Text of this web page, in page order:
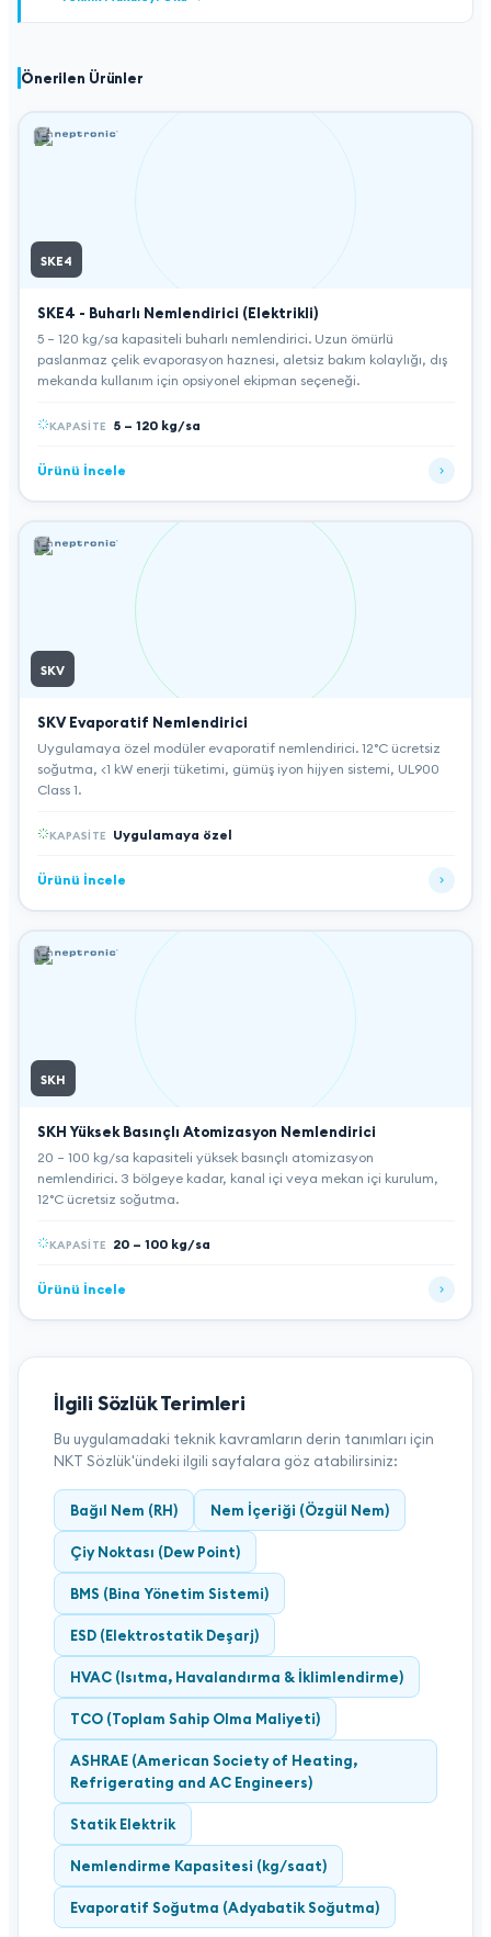
Önerilen Ürünler
SKE4
SKE4 - Buharlı Nemlendirici (Elektrikli)
5 – 120 kg/sa kapasiteli buharlı nemlendirici. Uzun ömürlü
paslanmaz çelik evaporasyon haznesi, aletsiz bakım kolaylığı, dış
mekanda kullanım için opsiyonel ekipman seçeneği.
KAPASITE 5 – 120 kg/sa
Ürünü İncele
SKV
SKV Evaporatif Nemlendirici
Uygulamaya özel modüler evaporatif nemlendirici. 12°C ücretsiz
soğutma, <1 kW enerji tüketimi, gümüş iyon hijyen sistemi, UL900
Class 1.
KAPASITE Uygulamaya özel
Ürünü İncele
SKH
SKH Yüksek Basınçlı Atomizasyon Nemlendirici
20 – 100 kg/sa kapasiteli yüksek basınçlı atomizasyon
nemlendirici. 3 bölgeye kadar, kanal içi veya mekan içi kurulum,
12°C ücretsiz soğutma.
KAPASITE 20 – 100 kg/sa
Ürünü İncele
İlgili Sözlük Terimleri
Bu uygulamadaki teknik kavramların derin tanımları için
NKT Sözlük'ündeki ilgili sayfalara göz atabilirsiniz:
Bağıl Nem (RH) Nem İçeriği (Özgül Nem)
Çiy Noktası (Dew Point)
BMS (Bina Yönetim Sistemi)
ESD (Elektrostatik Deşarj)
HVAC (Isıtma, Havalandırma & İklimlendirme)
TCO (Toplam Sahip Olma Maliyeti)
ASHRAE (American Society of Heating,
Refrigerating and AC Engineers)
Statik Elektrik
Nemlendirme Kapasitesi (kg/saat)
Evaporatif Soğutma (Adyabatik Soğutma)